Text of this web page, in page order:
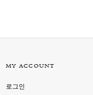
MY ACCOUNT
로그인